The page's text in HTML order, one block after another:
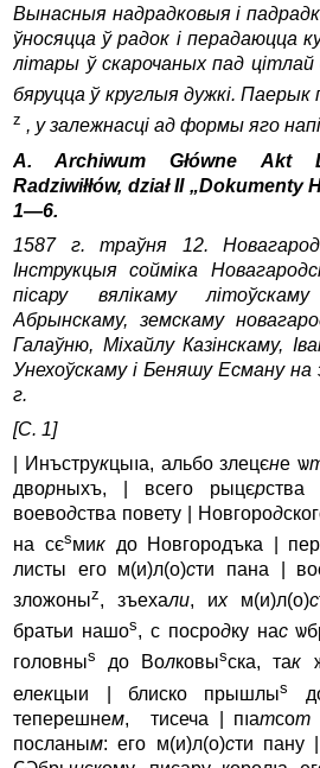
Вынасныя надрадковыя і
ўносяцца ў радок і перадаюцца
літары ў скарочаных пад цітлай
бяруцца ў круглыя дужкі. Паерык
z , у залежнасці ад формы яго
A. Archiwum Główne Akt
Radziwiłłów, dział II „Dokumenty
1—6.
1587 г. траўня 12.
Інструкцыя сойміка
пісарувялікамулітоўскаму
Абрынскаму, земскаму
Галаўню, МіхайлуКазінскаму,
Унехоўскамуі БеняшуЕсмануна
г.
[С. 1]
| Инъструкцыıa, альбо злецєне ѡ
дворныхъ, | всего рыцєрства
воеводства повету | Новгород
на сєsмикдо Новгородъка |
листы его м(и)л(о)сти пана |
зложоныz, зъехали, ихм(и)л­(о)с
братьи нашоs, с посродку нас
головныs до Волковыsска, так
елекцыи | блиско прышлыs
теперешнем, тисеча | пıaтсот
посланым: его м(и)л(о)сти пану